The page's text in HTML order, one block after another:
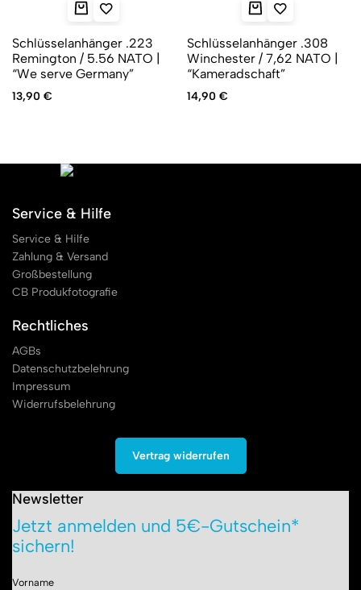
Schlüsselanhänger .223
Remington / 5.56 NATO |
“We serve Germany”
13,90 €
Schlüsselanhänger .308
Winchester / 7,62 NATO |
“Kameradschaft”
14,90 €
Service & Hilfe
Service & Hilfe
Zahlung & Versand
Großbestellung
CB Produkfotografie
Rechtliches
AGBs
Datenschutzbelehrung
Impressum
Widerrufsbelehrung
Vertrag widerrufen
Newsletter
Jetzt anmelden und 5€-Gutschein*
sichern!
Vorname